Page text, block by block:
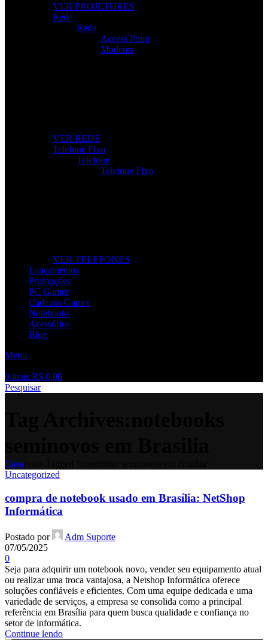
VER PROJETORES
Rede
Rede
Access Point
Modems
VER REDE
Telefone Fixo
Telefone
Telefone Fixo
VER TELEFONES
Lançamentos
Promoções
PC Gamer
Cadeiras Gamer
Notebooks
Acessórios
Blog
Menu
0 itens R$ 0,00
Pesquisar
Casa
Uncategorized
compra de notebook usado em Brasília: NetShop
Informática
Postado por
Adm Suporte
07/05/2025
0
Seja para adquirir um notebook novo, vender seu equipamento atual
ou realizar uma troca vantajosa, a Netshop Informática oferece
soluções confiáveis e eficientes. Com uma equipe dedicada e uma
variedade de serviços, a empresa se consolida como a principal
referência em Brasília para quem busca qualidade e confiança no
setor de informática.
Continue lendo